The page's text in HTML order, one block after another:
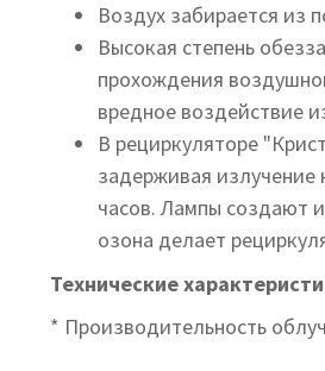
Воздух забирается из
Высокая степень
прохождения
вредное воздействие
В рециркуляторе
задерживая излучение
часов. Лампы создают
озона делает
Технические
* Производительность